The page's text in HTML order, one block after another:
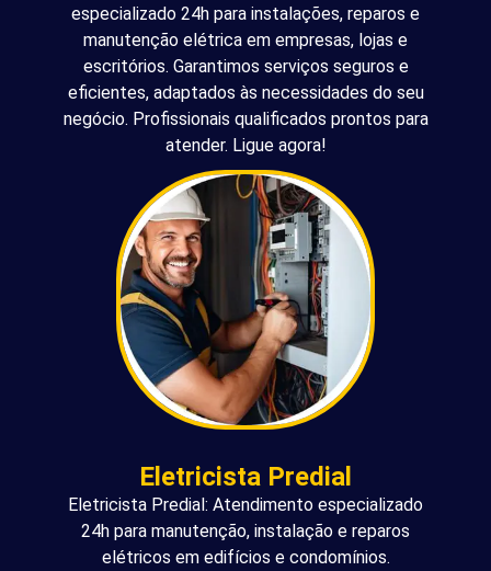
especializado 24h para instalações, reparos e
manutenção elétrica em empresas, lojas e
escritórios. Garantimos serviços seguros e
eficientes, adaptados às necessidades do seu
negócio. Profissionais qualificados prontos para
atender. Ligue agora!
Eletricista Predial
Eletricista Predial: Atendimento especializado
24h para manutenção, instalação e reparos
elétricos em edifícios e condomínios.